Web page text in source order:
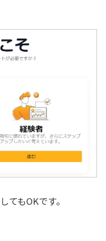
てもOKです。